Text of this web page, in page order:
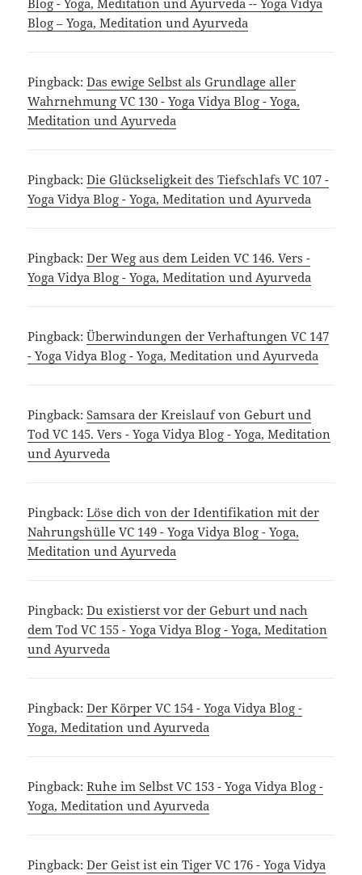
Blog - Yoga, Meditation und Ayurveda -- Yoga Vidya
Blog – Yoga, Meditation und Ayurveda
Pingback:Das ewige Selbst als Grundlage aller
Wahrnehmung VC 130 - Yoga Vidya Blog - Yoga,
Meditation und Ayurveda
Pingback:Die Glückseligkeit des Tiefschlafs VC 107 -
Yoga Vidya Blog - Yoga, Meditation und Ayurveda
Pingback:Der Weg aus dem Leiden VC 146. Vers -
Yoga Vidya Blog - Yoga, Meditation und Ayurveda
Pingback:Überwindungen der Verhaftungen VC 147
- Yoga Vidya Blog - Yoga, Meditation und Ayurveda
Pingback:Samsara der Kreislauf von Geburt und
Tod VC 145. Vers - Yoga Vidya Blog - Yoga, Meditation
und Ayurveda
Pingback:Löse dich von der Identifikation mit der
Nahrungshülle VC 149 - Yoga Vidya Blog - Yoga,
Meditation und Ayurveda
Pingback:Du existierst vor der Geburt und nach
dem Tod VC 155 - Yoga Vidya Blog - Yoga, Meditation
und Ayurveda
Pingback:Der Körper VC 154 - Yoga Vidya Blog -
Yoga, Meditation und Ayurveda
Pingback:Ruhe im Selbst VC 153 - Yoga Vidya Blog -
Yoga, Meditation und Ayurveda
Pingback:Der Geist ist ein Tiger VC 176 - Yoga Vidya